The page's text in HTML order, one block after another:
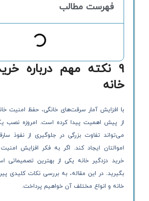
فهرست مطالب
9 نکته مهم درباره
خانه
با افزایش آمار سرقت‌های خانگی، حفظ امنیت
از پیش اهمیت پیدا کرده است. امروزه نصب
می‌تواند تفاوت بزرگی در جلوگیری از نفوذ
اموالتان ایجاد کند. اگر به فکر افزایش
خرید دزدگیر خانه یکی از بهترین تصمیماتی
بگیرید. در این مقاله، به بررسی نکات کلیدی
خانه و انواع مختلف آن خواهیم پرداخت.